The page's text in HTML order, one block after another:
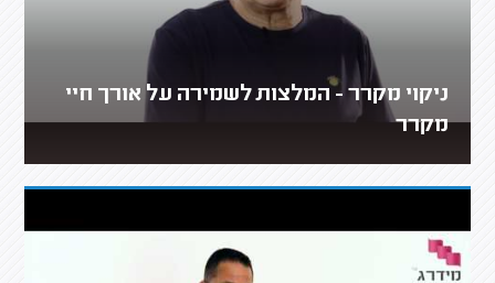
ניקוי מקרר - המלצות לשמירה על אורך חיי
מקרר